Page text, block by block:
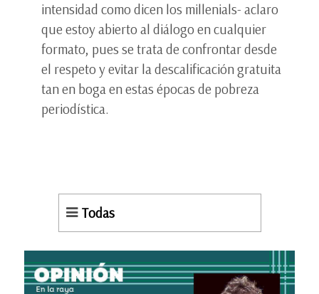
intensidad como dicen los millenials- aclaro
que estoy abierto al diálogo en cualquier
formato, pues se trata de confrontar desde
el respeto y evitar la descalificación gratuita
tan en boga en estas épocas de pobreza
periodística.
Todas